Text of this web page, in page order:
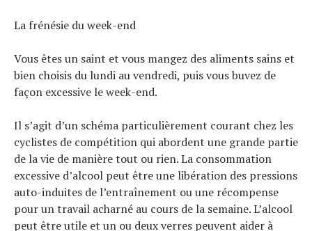
La frénésie du week-end
Vous êtes un saint et vous mangez des aliments sains et
bien choisis du lundi au vendredi, puis vous buvez de
façon excessive le week-end.
Il s’agit d’un schéma particulièrement courant chez les
cyclistes de compétition qui abordent une grande partie
de la vie de manière tout ou rien. La consommation
excessive d’alcool peut être une libération des pressions
auto-induites de l’entraînement ou une récompense
pour un travail acharné au cours de la semaine. L’alcool
peut être utile et un ou deux verres peuvent aider à